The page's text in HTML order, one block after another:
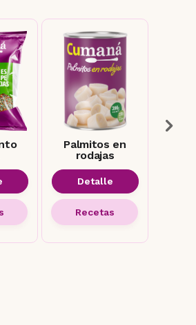
Palmitos en
rodajas
Detalle
Recetas